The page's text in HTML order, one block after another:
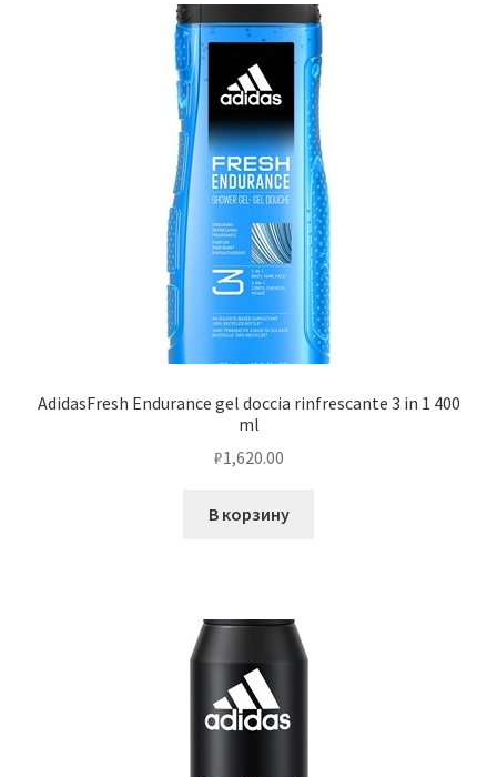
AdidasFresh Endurance gel doccia rinfrescante 3 in 1 400
ml
₽1,620.00
В корзину